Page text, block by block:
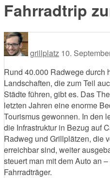
Fahrradtrip
grillplatz 10.
Rund 40.000 Radwege durch
Landschaften, die zum Teil
Städte führen, gibt es. Das
letzten Jahren eine enorme
Tourismus gewonnen. In den
die Infrastruktur in Bezug auf
Radweg und Grillplätzen, die
erreichbar sind, weiter
steuert man mit dem Auto an
Fahrradträger.